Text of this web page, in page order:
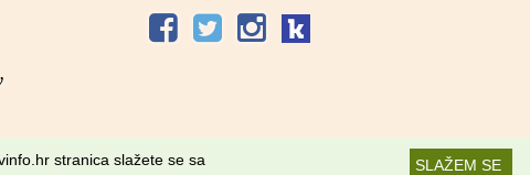
SLAŽEM SE
stranica slažete se sa